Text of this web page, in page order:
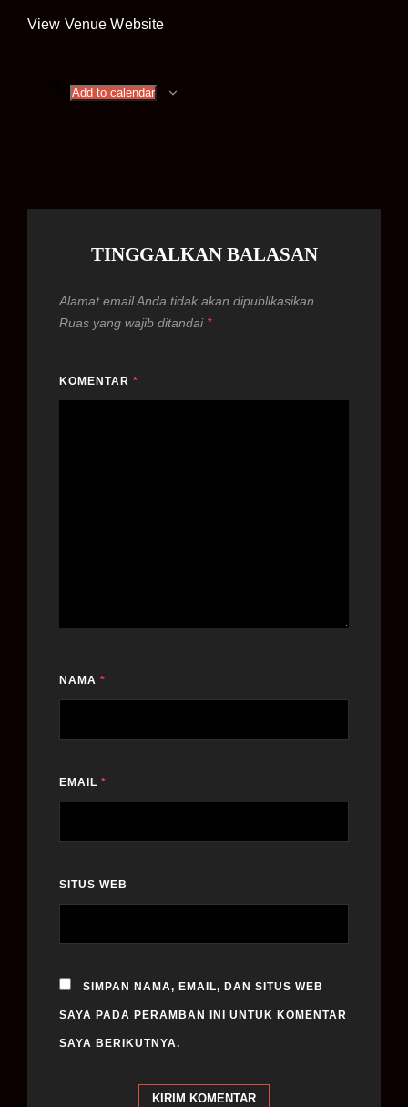
View Venue Website
Add to calendar
TINGGALKAN BALASAN
Alamat email Anda tidak akan dipublikasikan.
Ruas yang wajib ditandai *
KOMENTAR *
NAMA *
EMAIL *
SITUS WEB
SIMPAN NAMA, EMAIL, DAN SITUS WEB
SAYA PADA PERAMBAN INI UNTUK KOMENTAR
SAYA BERIKUTNYA.